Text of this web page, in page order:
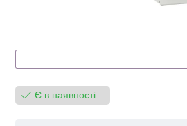
Є в наявності